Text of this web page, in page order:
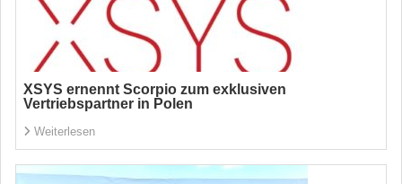
XSYS ernennt Scorpio zum exklusiven
Vertriebspartner in Polen
Weiterlesen